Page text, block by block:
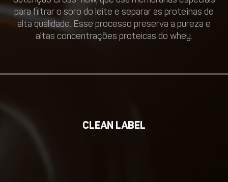
para filtrar o soro do leite e separar as proteínas de
alta qualidade. Esse processo preserva a pureza e
altas concentrações proteicas do whey.
CLEAN LABEL